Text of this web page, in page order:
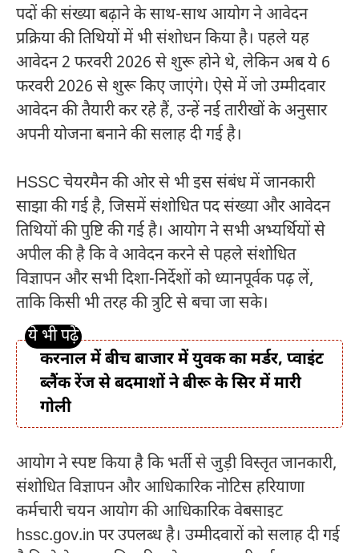
पदों की संख्या बढ़ाने के साथ-साथ आयोग ने आवेदन
प्रक्रिया की तिथियों में भी संशोधन किया है। पहले यह
आवेदन 2 फरवरी 2026 से शुरू होने थे, लेकिन अब ये 6
फरवरी 2026 से शुरू किए जाएंगे। ऐसे में जो उम्मीदवार
आवेदन की तैयारी कर रहे हैं, उन्हें नई तारीखों के अनुसार
अपनी योजना बनाने की सलाह दी गई है।
HSSC चेयरमैन की ओर से भी इस संबंध में जानकारी
साझा की गई है, जिसमें संशोधित पद संख्या और आवेदन
तिथियों की पुष्टि की गई है। आयोग ने सभी अभ्यर्थियों से
अपील की है कि वे आवेदन करने से पहले संशोधित
विज्ञापन और सभी दिशा-निर्देशों को ध्यानपूर्वक पढ़ लें,
ताकि किसी भी तरह की त्रुटि से बचा जा सके।
करनाल में बीच बाजार में युवक का मर्डर, प्वाइंट
ब्लैंक रेंज से बदमाशों ने बीरू के सिर में मारी
गोली
आयोग ने स्पष्ट किया है कि भर्ती से जुड़ी विस्तृत जानकारी,
संशोधित विज्ञापन और आधिकारिक नोटिस हरियाणा
कर्मचारी चयन आयोग की आधिकारिक वेबसाइट
hssc.gov.in पर उपलब्ध है। उम्मीदवारों को सलाह दी गई